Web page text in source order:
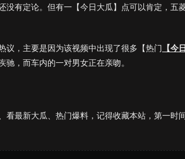
没有定论。但有一【今日大瓜】点可以肯定，五
，主要是因为该视频中出现了很多【热门 【今
，而车内的一对男女正在亲吻。
看最新大瓜、热门爆料，记得收藏本站，第一时